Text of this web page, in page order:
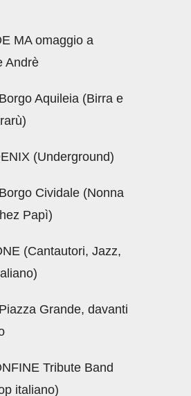
MA omaggio a
Andrè
Aquileia (Birra e
(Underground)
Cividale (Nonna
Papì)
(Cantautori, Jazz,
Grande, davanti
Tribute Band
italiano)